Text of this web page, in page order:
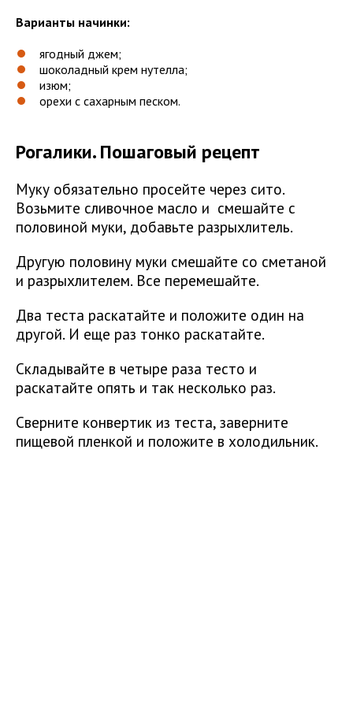
Варианты начинки:
ягодный джем;
шоколадный крем нутелла;
изюм;
орехи с сахарным песком.
Рогалики. Пошаговый рецепт
Муку обязательно просейте через сито.
Возьмите сливочное масло и смешайте с
половиной муки, добавьте разрыхлитель.
Другую половину муки смешайте со сметаной
и разрыхлителем. Все перемешайте.
Два теста раскатайте и положите один на
другой. И еще раз тонко раскатайте.
Складывайте в четыре раза тесто и
раскатайте опять и так несколько раз.
Сверните конвертик из теста, заверните
пищевой пленкой и положите в холодильник.